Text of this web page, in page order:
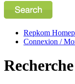
Repkom
Connexion /